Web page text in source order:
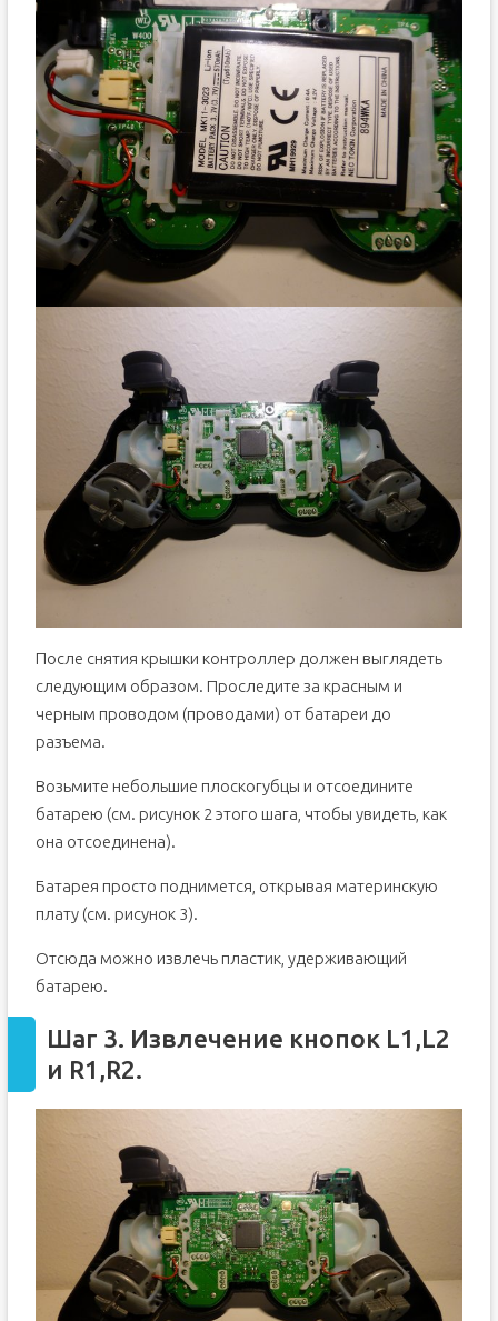
После снятия крышки контроллер должен выглядеть
следующим образом. Проследите за красным и
черным проводом (проводами) от батареи до
разъема.
Возьмите небольшие плоскогубцы и отсоедините
батарею (см. рисунок 2 этого шага, чтобы увидеть, как
она отсоединена).
Батарея просто поднимется, открывая материнскую
плату (см. рисунок 3).
Отсюда можно извлечь пластик, удерживающий
батарею.
Шаг 3. Извлечение кнопок L1,L2
и R1,R2.